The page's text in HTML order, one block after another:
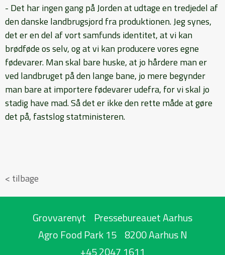
- Det har ingen gang på Jorden at udtage en tredjedel af
den danske landbrugsjord fra produktionen. Jeg synes,
det er en del af vort samfunds identitet, at vi kan
brødføde os selv, og at vi kan producere vores egne
fødevarer. Man skal bare huske, at jo hårdere man er
ved landbruget på den lange bane, jo mere begynder
man bare at importere fødevarer udefra, for vi skal jo
stadig have mad. Så det er ikke den rette måde at gøre
det på, fastslog statministeren.
< tilbage
Grovvarenyt
Pressebureauet Aarhus
Agro Food Park 15 8200 Aarhus N
+45 2047 1611